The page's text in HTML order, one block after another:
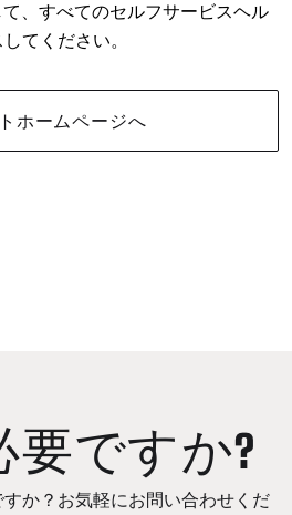
、すべてのセルフサービスヘル
てください。
ホームページへ
要ですか?
か？お気軽にお問い合わせくだ